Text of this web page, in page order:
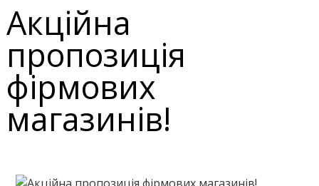
Акційна
пропозиція
фірмових
магазинів!